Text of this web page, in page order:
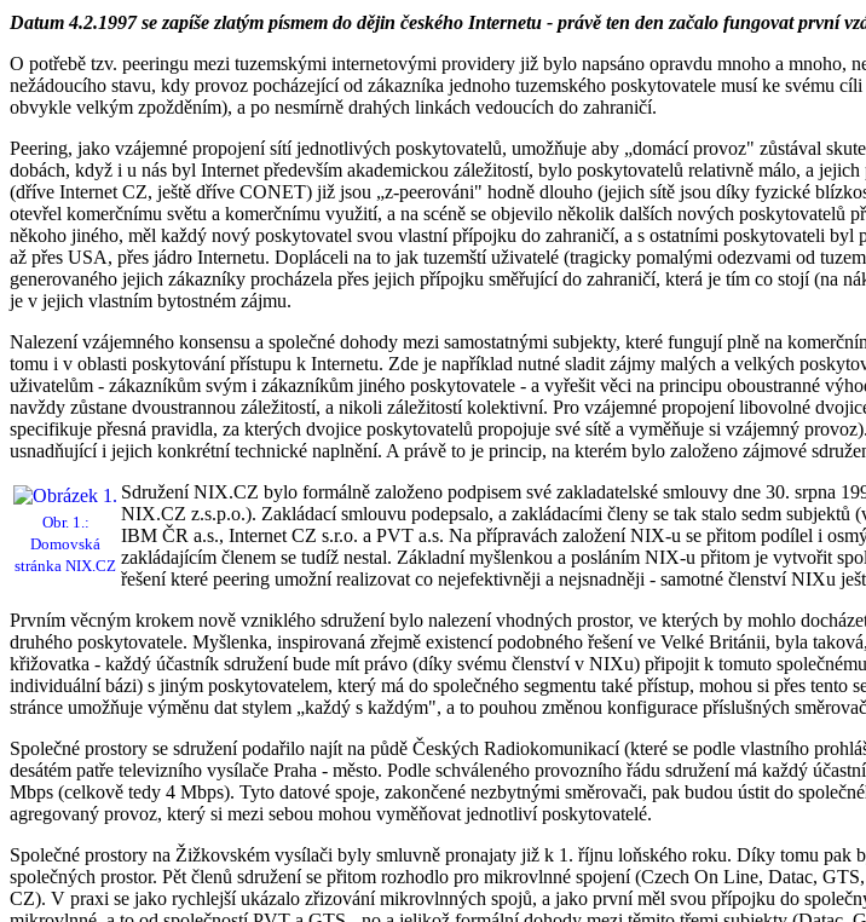
Datum 4.2.1997 se zapíše zlatým písmem do dějin českého Internetu - právě ten den začalo fungovat první
O potřebě tzv. peeringu mezi tuzemskými internetovými providery již bylo napsáno opravdu mnoho a mnoho,
nežádoucího stavu, kdy provoz pocházející od zákazníka jednoho tuzemského poskytovatele musí ke svému
obvykle velkým zpožděním), a po nesmírně drahých linkách vedoucích do zahraničí.
Peering, jako vzájemné propojení sítí jednotlivých poskytovatelů, umožňuje aby „domácí provoz" zůstával
dobách, když i u nás byl Internet především akademickou záležitostí, bylo poskytovatelů relativně málo, a
(dříve Internet CZ, ještě dříve CONET) již jsou „z-peerováni" hodně dlouho (jejich sítě jsou díky fyzické
otevřel komerčnímu světu a komerčnímu využití, a na scéně se objevilo několik dalších nových
někoho jiného, měl každý nový poskytovatel svou vlastní přípojku do zahraničí, a s ostatními poskytovateli
až přes USA, přes jádro Internetu. Dopláceli na to jak tuzemští uživatelé (tragicky pomalými odezvami od
generovaného jejich zákazníky procházela přes jejich přípojku směřující do zahraničí, která je tím co stojí (na
je v jejich vlastním bytostném zájmu.
Nalezení vzájemného konsensu a společné dohody mezi samostatnými subjekty, které fungují plně na
tomu i v oblasti poskytování přístupu k Internetu. Zde je například nutné sladit zájmy malých a velkých
uživatelům - zákazníkům svým i zákazníkům jiného poskytovatele - a vyřešit věci na principu oboustranné
navždy zůstane dvoustrannou záležitostí, a nikoli záležitostí kolektivní. Pro vzájemné propojení libovolné
specifikuje přesná pravidla, za kterých dvojice poskytovatelů propojuje své sítě a vyměňuje si vzájemný
usnadňující i jejich konkrétní technické naplnění. A právě to je princip, na kterém bylo založeno zájmové
Obr. 1.:
Domovská
stránka NIX.CZ
Sdružení NIX.CZ bylo formálně založeno podpisem své zakladatelské smlouvy dne 30. srpna
NIX.CZ z.s.p.o.). Zakládací smlouvu podepsalo, a zakládacími členy se tak stalo sedm
IBM ČR a.s., Internet CZ s.r.o. a PVT a.s. Na přípravách založení NIX-u se přitom podílel i
zakládajícím členem se tudíž nestal. Základní myšlenkou a posláním NIX-u přitom je vytvořit
řešení které peering umožní realizovat co nejefektivněji a nejsnadněji - samotné členství NIXu
Prvním věcným krokem nově vzniklého sdružení bylo nalezení vhodných prostor, ve kterých by mohlo
druhého poskytovatele. Myšlenka, inspirovaná zřejmě existencí podobného řešení ve Velké Británii, byla
křižovatka - každý účastník sdružení bude mít právo (díky svému členství v NIXu) připojit k tomuto
individuální bázi) s jiným poskytovatelem, který má do společného segmentu také přístup, mohou si přes tento
stránce umožňuje výměnu dat stylem „každý s každým", a to pouhou změnou konfigurace příslušných
Společné prostory se sdružení podařilo najít na půdě Českých Radiokomunikací (které se podle vlastního
desátém patře televizního vysílače Praha - město. Podle schváleného provozního řádu sdružení má každý
Mbps (celkově tedy 4 Mbps). Tyto datové spoje, zakončené nezbytnými směrovači, pak budou ústit do
agregovaný provoz, který si mezi sebou mohou vyměňovat jednotliví poskytovatelé.
Společné prostory na Žižkovském vysílači byly smluvně pronajaty již k 1. říjnu loňského roku. Díky tomu
společných prostor. Pět členů sdružení se přitom rozhodlo pro mikrovlnné spojení (Czech On Line, Datac,
CZ). V praxi se jako rychlejší ukázalo zřizování mikrovlnných spojů, a jako první měl svou přípojku do